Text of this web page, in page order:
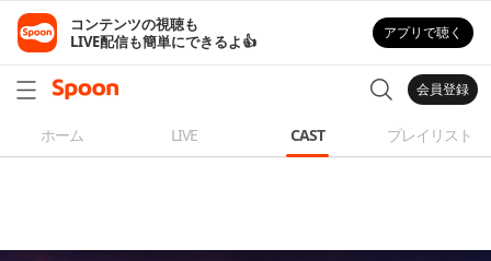
コンテンツの視聴も
LIVE配信も簡単にできるよ👍
アプリで聴く
会員登録
ホーム LIVE CAST プレイリスト